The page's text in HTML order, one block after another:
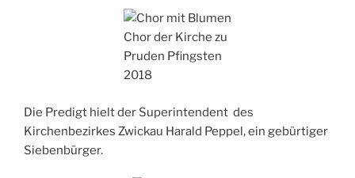
Chor der Kirche zu
Pruden Pfingsten
2018
Die Predigt hielt der Superintendent des
Kirchenbezirkes Zwickau Harald Peppel, ein gebürtiger
Siebenbürger.